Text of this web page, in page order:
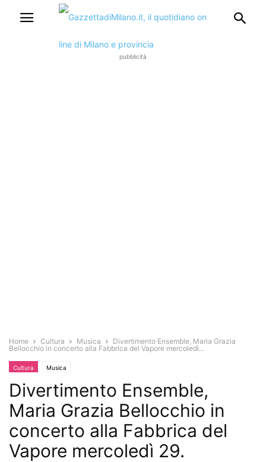
pubblicità
Home Cultura Musica
Divertimento Ensemble, Maria Grazia
Bellocchio in concerto alla Fabbrica del Vapore mercoledì...
Cultura Musica
Divertimento Ensemble,
Maria Grazia Bellocchio in
concerto alla Fabbrica del
Vapore mercoledì 29.